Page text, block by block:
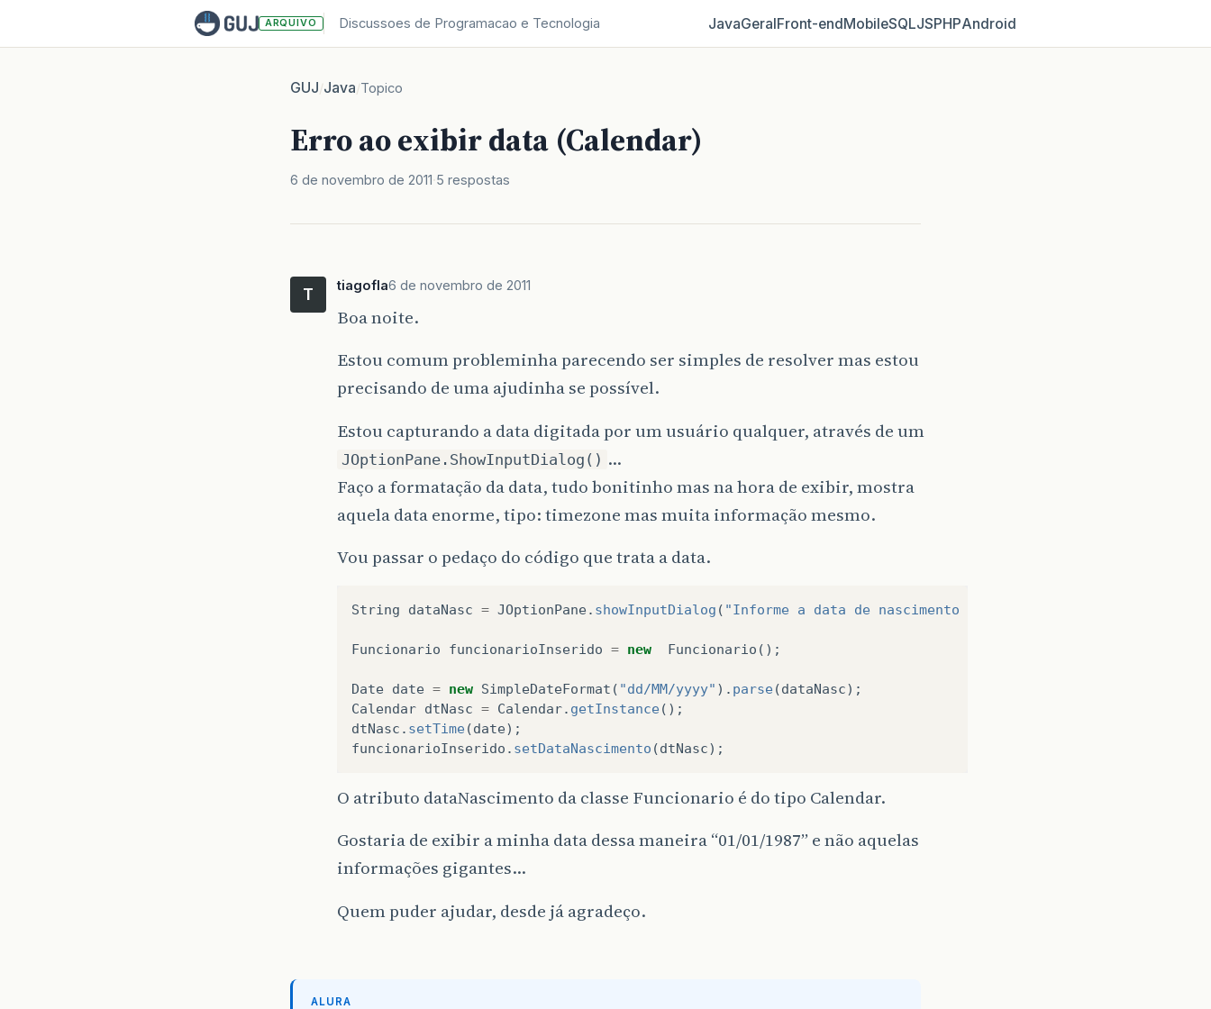
ARQUIVO Discussoes de Programacao e Tecnologia JavaGeralFront‑endMobileSQLJSPHPAndroid
GUJ/Java/Topico
Erro ao exibir data (Calendar)
6 de novembro de 2011 5 respostas
T tiagofla6 de novembro de 2011
Boa noite.
Estou comum probleminha parecendo ser simples de resolver mas estou
precisando de uma ajudinha se possível.
Estou capturando a data digitada por um usuário qualquer, através de um
JOptionPane.ShowInputDialog() …
Faço a formatação da data, tudo bonitinho mas na hora de exibir, mostra
aquela data enorme, tipo: timezone mas muita informação mesmo.
Vou passar o pedaço do código que trata a data.
String dataNasc = JOptionPane. showInputDialog ( "Informe a data de nascimento - dd/mm/aaaa"
Funcionario funcionarioInserido = new Funcionario ();
Date date = new SimpleDateFormat ( "dd/MM/yyyy" ). parse(dataNasc);
Calendar dtNasc = Calendar. getInstance();
dtNasc . setTime(date);
funcionarioInserido . setDataNascimento (dtNasc);
O atributo dataNascimento da classe Funcionario é do tipo Calendar.
Gostaria de exibir a minha data dessa maneira “01/01/1987” e não aquelas
informações gigantes…
Quem puder ajudar, desde já agradeço.
ALURA